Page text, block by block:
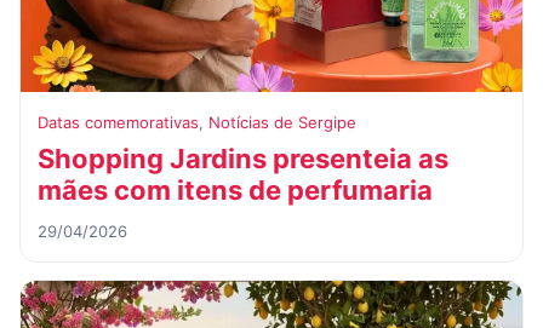
Datas comemorativas, Notícias de Sergipe
Shopping Jardins presenteia as
mães com itens de perfumaria
29/04/2026